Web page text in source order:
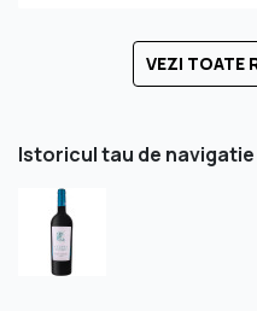
VEZI TOATE
Istoricul tau de navigatie